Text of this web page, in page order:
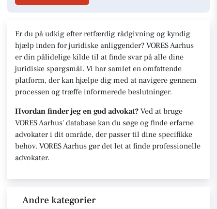
Er du på udkig efter retfærdig rådgivning og kyndig
hjælp inden for juridiske anliggender? VORES Aarhus
er din pålidelige kilde til at finde svar på alle dine
juridiske spørgsmål. Vi har samlet en omfattende
platform, der kan hjælpe dig med at navigere gennem
processen og træffe informerede beslutninger.
Hvordan finder jeg en god advokat? Ved at bruge
VORES Aarhus' database kan du søge og finde erfarne
advokater i dit område, der passer til dine specifikke
behov. VORES Aarhus gør det let at finde professionelle
advokater.
Andre kategorier